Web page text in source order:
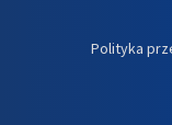
Polityka